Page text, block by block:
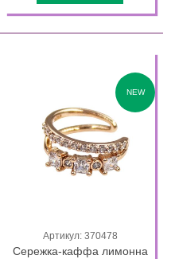
NEW
Артикул: 370478
Сережка-каффа лимонна